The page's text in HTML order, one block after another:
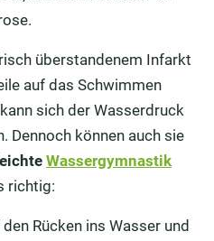
überstandenem Infarkt
auf das Schwimmen
sich der Wasserdruck
Dennoch können auch sie
leichte Wassergymnastik
richtig:
Rücken ins Wasser und